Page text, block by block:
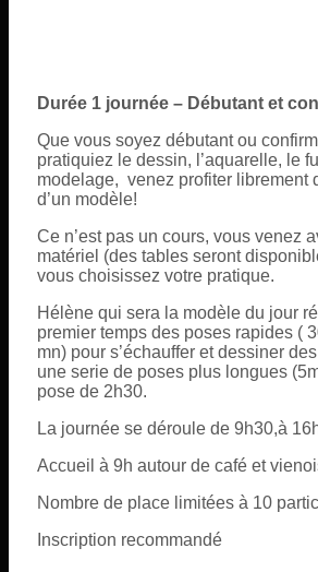
Durée 1 journée – Débutant et
Que vous soyez débutant ou
pratiquiez le dessin, l’aquarelle, le
modelage, venez profiter librement
d’un modèle!
Ce n’est pas un cours, vous venez
matériel (des tables seront
vous choisissez votre pratique.
Hélène qui sera la modèle du jour
premier temps des poses rapides (
mn) pour s’échauffer et dessiner
une serie de poses plus longues
pose de 2h30.
La journée se déroule de 9h30,à
Accueil à 9h autour de café et
Nombre de place limitées à 10
Inscription recommandé